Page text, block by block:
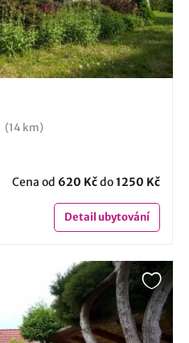
(14 km)
Cena od 620 Kčdo1250 Kč
Detailubytování